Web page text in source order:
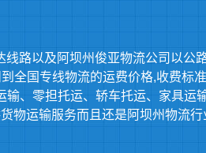
线路以及阿坝州俊亚物流公司以
全国专线物流的运费价格,收费标
输、零担托运、轿车托运、家具
物运输服务而且还是阿坝州物流